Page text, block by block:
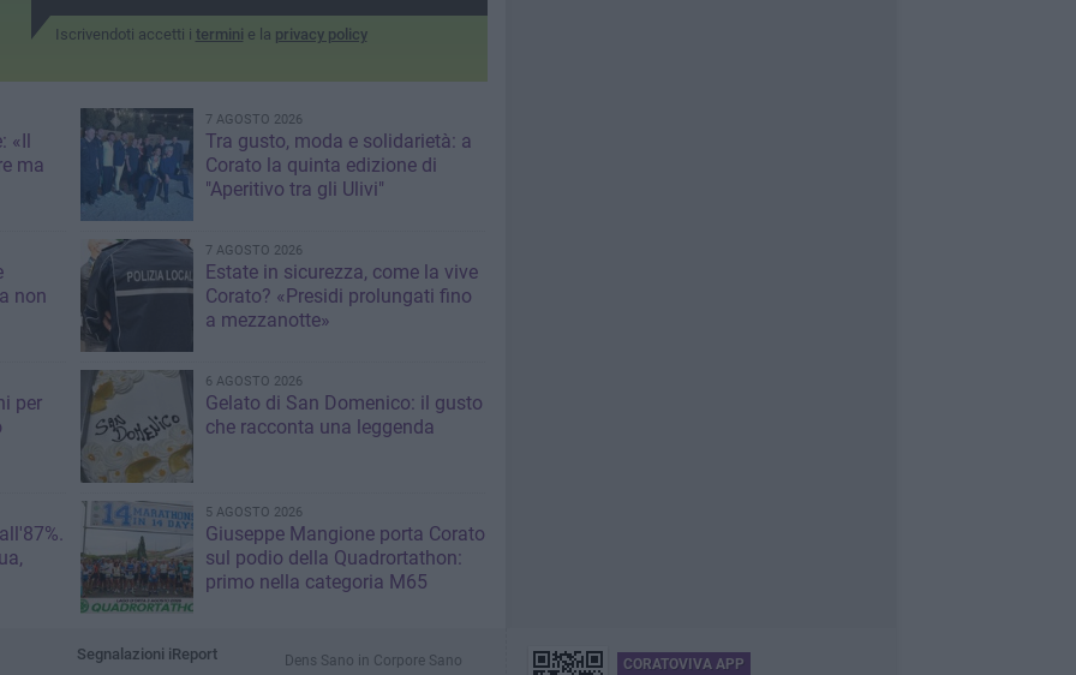
Iscrivendoti accetti i termini e la privacy policy
«Il
ma
7 AGOSTO 2026
Tra gusto, moda e solidarietà: a
Corato la quinta edizione di
"Aperitivo tra gli Ulivi"
non
7 AGOSTO 2026
Estate in sicurezza, come la vive
Corato? «Presidi prolungati fino
a mezzanotte»
per
6 AGOSTO 2026
Gelato di San Domenico: il gusto
che racconta una leggenda
5 AGOSTO 2026
Giuseppe Mangione porta Corato
sul podio della Quadrortathon:
primo nella categoria M65
Segnalazioni iReport
Dens Sano in Corpore Sano
CORATOVIVA APP